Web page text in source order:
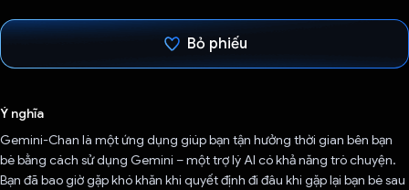
Bỏ phiếu
Ý nghĩa
Gemini-Chan là một ứng dụng giúp bạn tận hưởng thời gian bên bạn
bè bằng cách sử dụng Gemini – một trợ lý AI có khả năng trò chuyện.
Bạn đã bao giờ gặp khó khăn khi quyết định đi đâu khi gặp lại bạn bè sau